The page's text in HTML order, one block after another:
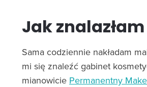
Jak
Sama codziennie nakładam
mi się znaleźć gabinet
mianowicie Permanentny